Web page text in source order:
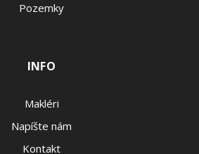
Pozemky
INFO
Makléri
Napíšte nám
Kontakt